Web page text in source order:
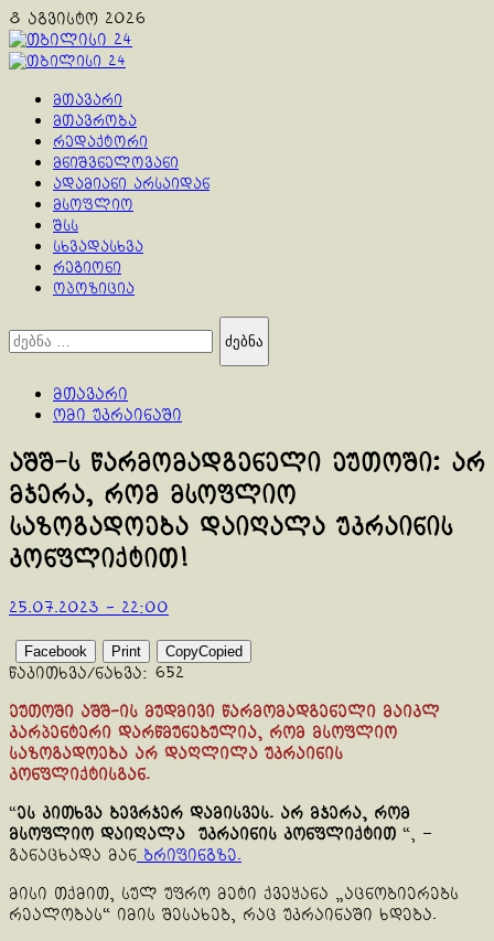
Skip
to
content
8 აგვისტო 2026
Primary
მთავარი
მთავრობა
რედაქტორი
მნიშვნელოვანი
ადამიანი არსაიდან
მსოფლიო
შსს
სხვადასხვა
რეგიონი
ოპოზიცია
ძებნა:
მთავარი
ომი უკრაინაში
აშშ-ს წარმომადგენელი ეუთოში: არ
მჯერა, რომ მსოფლიო
საზოგადოება დაიღალა უკრაინის
კონფლიქტით!
25.07.2023 - 22:00
Facebook Print CopyCopied
წაკითხვა/ნახვა: 652
ეუთოში აშშ-ის მუდმივი წარმომადგენელი მაიკლ
კარპენტერი დარწმუნებულია, რომ მსოფლიო
საზოგადოება არ დაღლილა უკრაინის
კონფლიქტისგან.
“ეს კითხვა ბევრჯერ დამისვეს. არ მჯერა, რომ
მსოფლიო დაიღალა უკრაინის კონფლიქტით “, –
განაცხადა მან ბრიფინგზე.
მისი თქმით, სულ უფრო მეტი ქვეყანა „აცნობიერებს
რეალობას“ იმის შესახებ, რაც უკრაინაში ხდება.